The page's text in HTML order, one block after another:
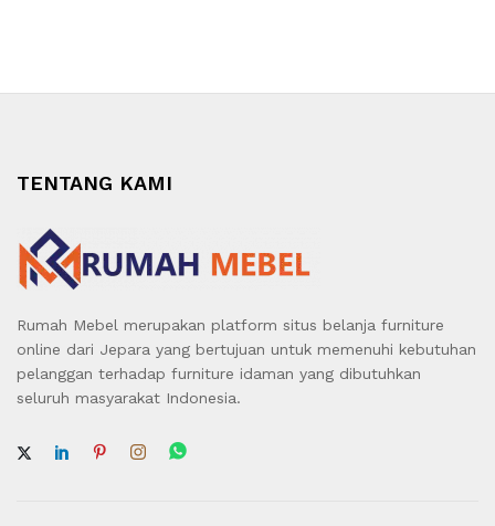
TENTANG KAMI
Rumah Mebel merupakan platform situs belanja furniture
online dari Jepara yang bertujuan untuk memenuhi kebutuhan
pelanggan terhadap furniture idaman yang dibutuhkan
seluruh masyarakat Indonesia.